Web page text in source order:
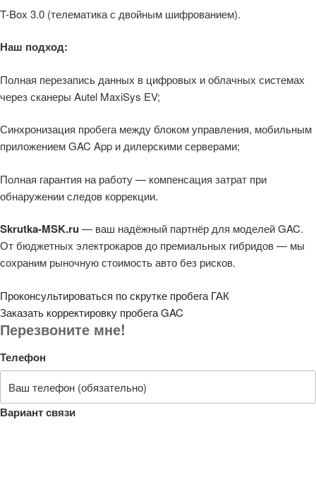
T-Box 3.0 (телематика с двойным шифрованием).
Наш подход:
Полная перезапись данных в цифровых и облачных системах
через сканеры Autel MaxiSys EV;
Синхронизация пробега между блоком управления, мобильным
приложением GAC App и дилерскими серверами;
Полная гарантия на работу — компенсация затрат при
обнаружении следов коррекции.
Skrutka-MSK.ru — ваш надёжный партнёр для моделей GAC.
От бюджетных электрокаров до премиальных гибридов — мы
сохраним рыночную стоимость авто без рисков.
Проконсультироваться по скрутке пробега ГАК
Заказать корректировку пробега GAC
Перезвоните мне!
Телефон
Вариант связи